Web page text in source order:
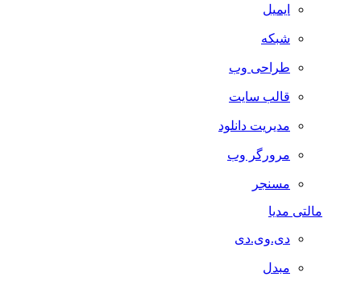
ایمیل
شبکه
طراحی وب
قالب سایت
مدیریت دانلود
مرورگر وب
مسنجر
مالتی مدیا
دی.وی.دی
مبدل